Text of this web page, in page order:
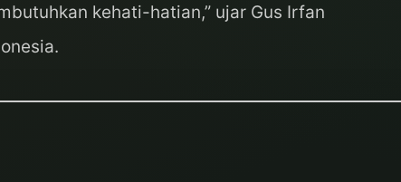
kehati-hatian,” ujar Gus Irfan